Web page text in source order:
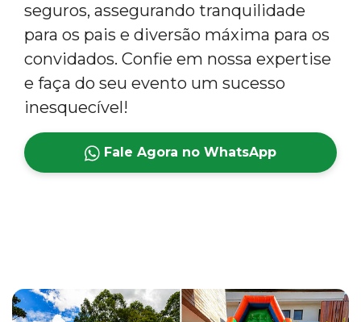
seguros, assegurando tranquilidade
para os pais e diversão máxima para os
convidados. Confie em nossa expertise
e faça do seu evento um sucesso
inesquecível!
Fale Agora no WhatsApp